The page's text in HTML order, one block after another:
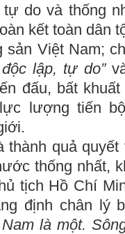
do và thống
kết toàn dân
Việt Nam;
lập, tự do”
đấu, bất
lượng tiến
thành quả
thống nhất,
tịch Hồ Chí
định chân lý
là một.